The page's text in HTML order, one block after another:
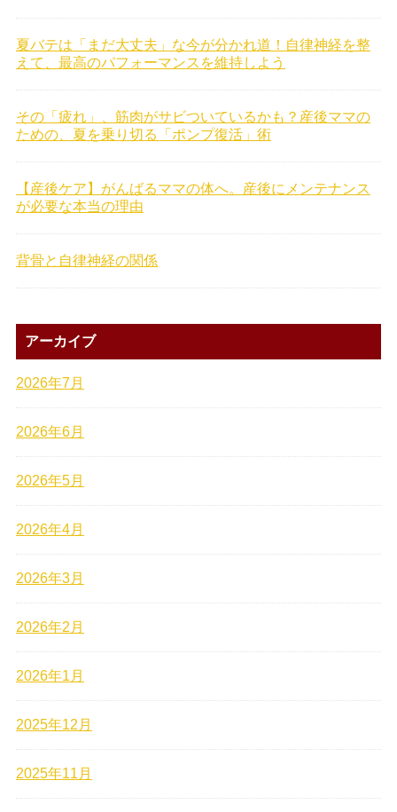
夏バテは「まだ大丈夫」な今が分かれ道！自律神経を整
えて、最高のパフォーマンスを維持しよう
その「疲れ」、筋肉がサビついているかも？産後ママの
ための、夏を乗り切る「ポンプ復活」術
【産後ケア】がんばるママの体へ。産後にメンテナンス
が必要な本当の理由
背骨と自律神経の関係
アーカイブ
2026年7月
2026年6月
2026年5月
2026年4月
2026年3月
2026年2月
2026年1月
2025年12月
2025年11月